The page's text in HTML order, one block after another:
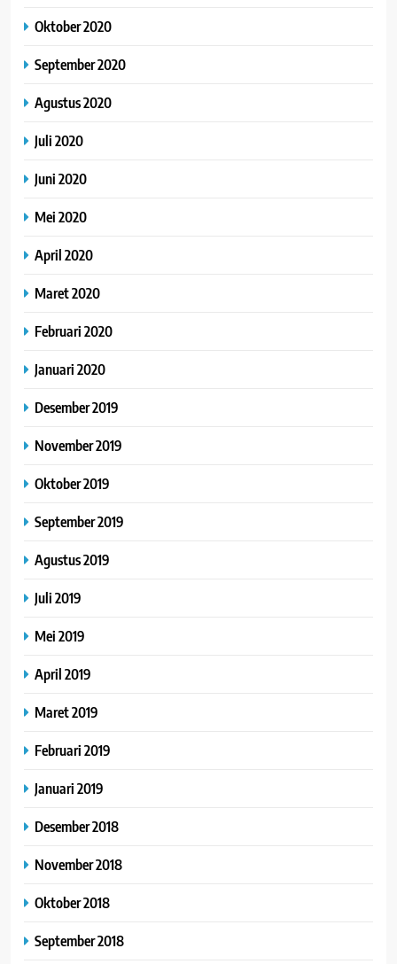
Oktober 2020
September 2020
Agustus 2020
Juli 2020
Juni 2020
Mei 2020
April 2020
Maret 2020
Februari 2020
Januari 2020
Desember 2019
November 2019
Oktober 2019
September 2019
Agustus 2019
Juli 2019
Mei 2019
April 2019
Maret 2019
Februari 2019
Januari 2019
Desember 2018
November 2018
Oktober 2018
September 2018